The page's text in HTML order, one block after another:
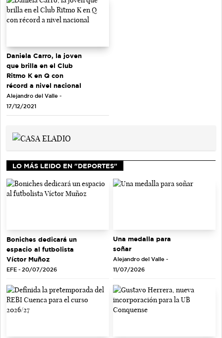
Daniela Carro, la joven
que brilla en el Club
Ritmo K en Q con
récord a nivel nacional
Alejandro del Valle -
17/12/2021
LO MÁS LEIDO EN "DEPORTES"
Boniches dedicará un
espacio al futbolista
Víctor Muñoz
EFE - 20/07/2026
Una medalla para
soñar
Alejandro del Valle -
11/07/2026